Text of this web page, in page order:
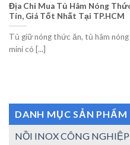
Địa Chỉ Mua Tủ Hâm Nóng
Tín, Giá Tốt Nhất Tại TP.HCM
Tủ giữ nóng thức ăn, tủ hâm
mini có [...]
DANH MỤC SẢN PHẨM
NỒI INOX CÔNG NGHIỆP